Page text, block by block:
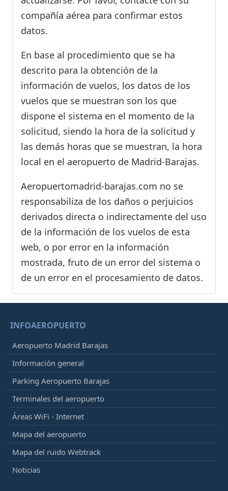
compañía aérea para confirmar estos
datos.
En base al procedimiento que se ha
descrito para la obtención de la
información de vuelos, los datos de los
vuelos que se muestran son los que
dispone el sistema en el momento de la
solicitud, siendo la hora de la solicitud y
las demás horas que se muestran, la hora
local en el aeropuerto de Madrid-Barajas.
Aeropuertomadrid-barajas.com no se
responsabiliza de los daños o perjuicios
derivados directa o indirectamente del uso
de la información de los vuelos de esta
web, o por error en la información
mostrada, fruto de un error del sistema o
de un error en el procesamiento de datos.
INFOAEROPUERTO
Aeropuerto Madrid Barajas
Información general
Parking Aeropuerto Barajas
Terminales del aeropuerto
Áreas WiFi - Internet
Mapa del aeropuerto
Mapa del ruido Webtrack
Noticias